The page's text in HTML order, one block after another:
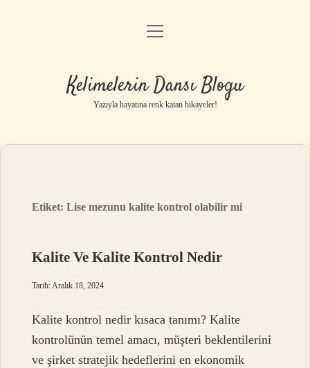
Anasayfa
Yasal Uyarı
menüyü
Kelimelerin Dansı Blogu
Yazıyla hayatına renk katan hikayeler!
Etiket:Lise mezunu kalite kontrol olabilir mi
Kalite Ve Kalite Kontrol Nedir
Tarih: Aralık 18, 2024
Kalite kontrol nedir kısaca tanımı? Kalite
kontrolünün temel amacı, müşteri beklentilerini
ve şirket stratejik hedeflerini en ekonomik